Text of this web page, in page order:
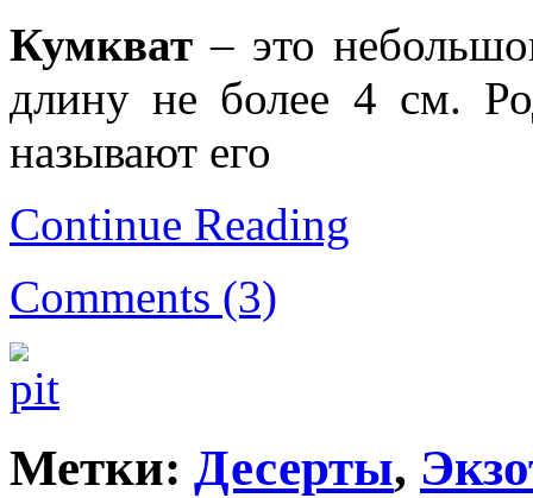
Кумкват – это
длину не более 4 см.
называют его
Continue Reading
Comments (3)
Метки: Десерты,